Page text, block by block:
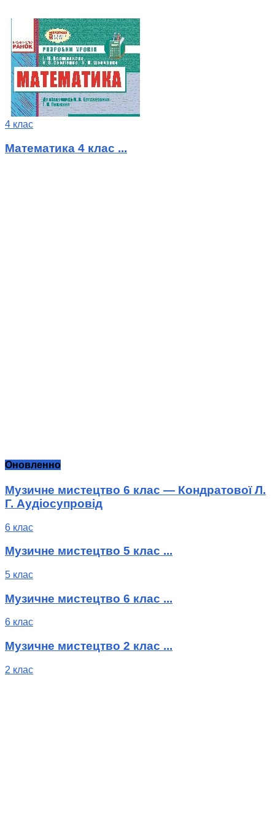
4 клас
Математика 4 клас ...
Оновленно
Музичне мистецтво 6 клас — Кондратової Л.
Г. Аудіосупровід
6 клас
Музичне мистецтво 5 клас ...
5 клас
Музичне мистецтво 6 клас ...
6 клас
Музичне мистецтво 2 клас ...
2 клас